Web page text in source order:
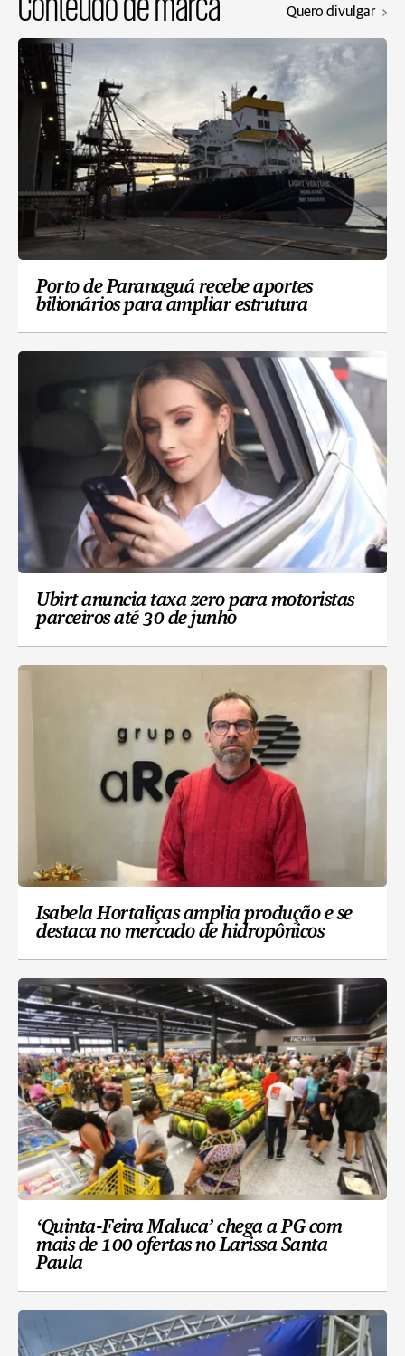
Quero divulgar
Porto de Paranaguá recebe aportes
bilionários para ampliar estrutura
Ubirt anuncia taxa zero para motoristas
parceiros até 30 de junho
Isabela Hortaliças amplia produção e se
destaca no mercado de hidropônicos
‘Quinta-Feira Maluca’ chega a PG com
mais de 100 ofertas no Larissa Santa
Paula